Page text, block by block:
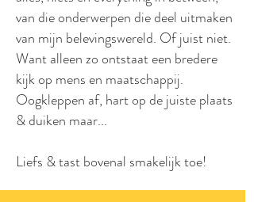
van die onderwerpen die deel uitmaken
van mijn belevingswereld. Of juist niet.
Want alleen zo ontstaat een bredere
kijk op mens en maatschappij.
Oogkleppen af, hart op de juiste plaats
& duiken maar...
Liefs & tast bovenal smakelijk toe!